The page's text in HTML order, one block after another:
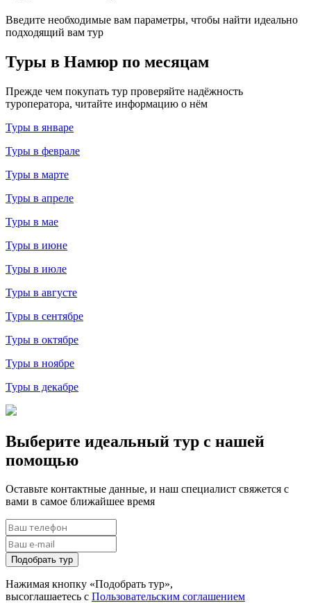
Введите необходимые вам параметры, чтобы найти идеально
подходящий вам тур
Туры в Намюр по месяцам
Прежде чем покупать тур проверяйте надёжность
туроператора, читайте информацию о нём
Туры в январе
Туры в феврале
Туры в марте
Туры в апреле
Туры в мае
Туры в июне
Туры в июле
Туры в августе
Туры в сентябре
Туры в октябре
Туры в ноябре
Туры в декабре
Выберите идеальный тур с нашей
помощью
Оставьте контактные данные, и наш специалист свяжется с
вами в самое ближайшее время
Подобрать тур
Нажимая кнопку «Подобрать тур»,
высоглашаетесь с Пользовательским соглашением